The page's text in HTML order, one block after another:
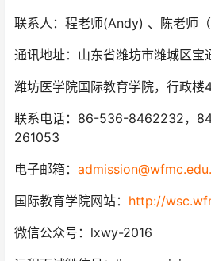
联系人：程老师(Andy) 、陈老师（
通讯地址：山东省潍坊市潍城区宝
潍坊医学院国际教育学院，行政楼
联系电话：86-536-8462232，
261053
电子邮箱：
国际教育学院网站： http://
微信公众号：lxwy-2016